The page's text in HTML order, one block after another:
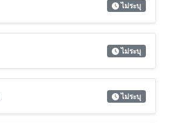
ไม่ระบุ
ไม่ระบุ
ไม่ระบุ